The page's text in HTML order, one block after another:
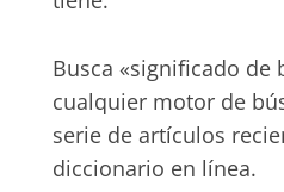
Busca «significado de
cualquier motor de
serie de artículos
diccionario en línea.